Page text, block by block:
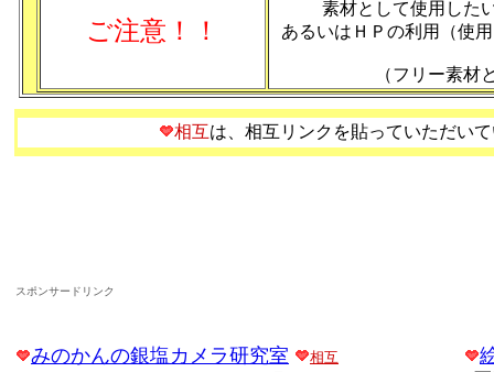
ご注意！！
素材として使用した
あるいはＨＰの利用（使
（フリー素材
相互は、相互リンクを貼っていただい
スポンサードリンク
みのかんの銀塩カメラ研究室 相互